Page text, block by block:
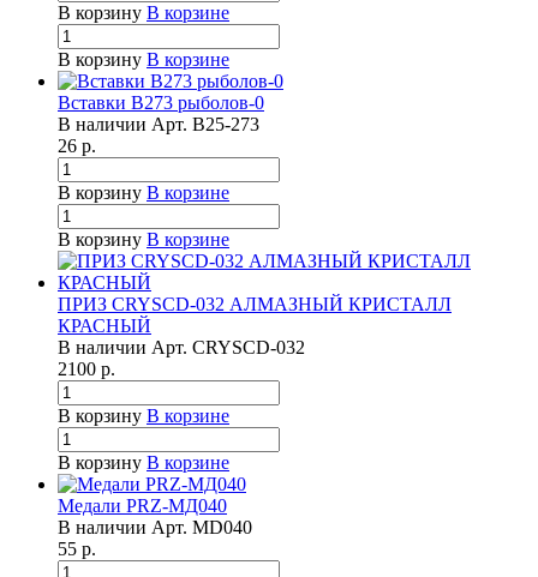
В корзину В корзине
В корзину В корзине
Вставки B273 рыболов-0
В наличии Арт. B25-273
26 р.
В корзину В корзине
В корзину В корзине
ПРИЗ CRYSCD-032 АЛМАЗНЫЙ КРИСТАЛЛ
КРАСНЫЙ
В наличии Арт. CRYSCD-032
2100 р.
В корзину В корзине
В корзину В корзине
Медали PRZ-МД040
В наличии Арт. MD040
55 р.